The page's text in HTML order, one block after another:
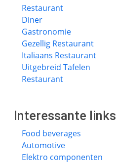
Restaurant
Diner
Gastronomie
Gezellig Restaurant
Italiaans Restaurant
Uitgebreid Tafelen
Restaurant
Interessante links
Food beverages
Automotive
Elektro componenten